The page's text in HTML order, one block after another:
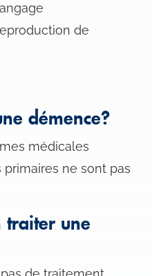
de
démence?
médicales
ne sont pas
traiter une